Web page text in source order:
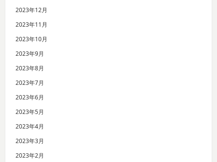
2023年12月
2023年11月
2023年10月
2023年9月
2023年8月
2023年7月
2023年6月
2023年5月
2023年4月
2023年3月
2023年2月